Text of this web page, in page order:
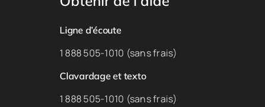
Ligne d’écoute
1 888 505-1010 (sans frais)
Clavardage et texto
1 888 505-1010 (sans frais)